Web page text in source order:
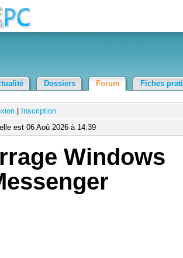
Dossiers Forum Fiches
Inscription
est 06 Aoû 2026 à 14:39
Windows